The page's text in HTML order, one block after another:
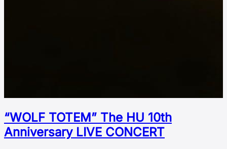
“WOLF TOTEM” The HU 10th
Аnniversary LIVE CONCERT